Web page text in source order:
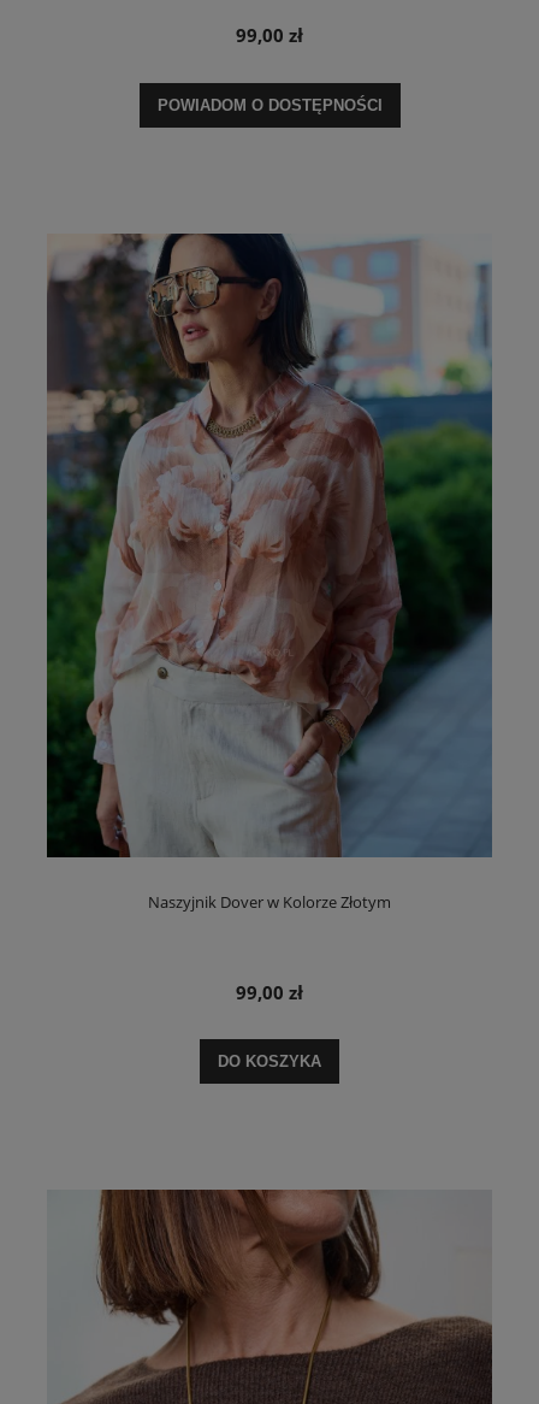
99,00 zł
POWIADOM O DOSTĘPNOŚCI
Naszyjnik Dover w Kolorze Złotym
99,00 zł
DO KOSZYKA